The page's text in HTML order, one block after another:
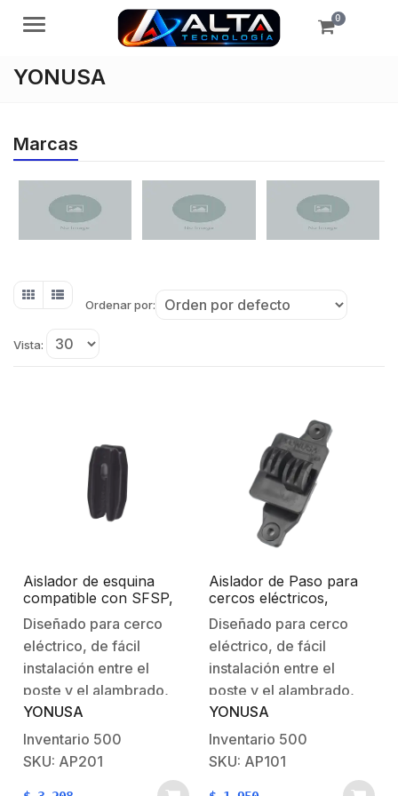
Menú 0
YONUSA
Marcas
Ordenar por:
Vista:
Aislador de esquina
compatible con SFSP,
con Gran Resistencia
Mecánica y alta
resistencia a climas
extremos
Diseñado para cerco
eléctrico, de fácil
instalación entre el
poste y el alambrado,
Materiales Polipropileno
y
policarbonato.Recomendado
usar con gancho Tensor
YONUSA
Inventario 500
SKU: AP201
Aislador de Paso para
cercos eléctricos,
resistente al clima
extremo.
Diseñado para cerco
eléctrico, de fácil
instalación entre el
poste y el alambrado,
Materiales Polipropileno
y policarbonato. -Muy
durable, alta resistencia
YONUSA
Inventario 500
SKU: AP101